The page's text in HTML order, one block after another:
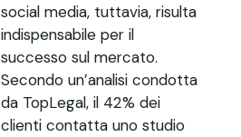
social media, tuttavia, risulta
indispensabile per il
successo sul mercato.
Secondo un’analisi condotta
da TopLegal, il 42% dei
clienti contatta uno studio